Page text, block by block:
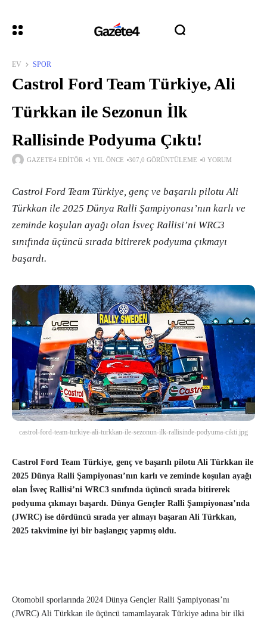
EV SPOR
Castrol Ford Team Türkiye, Ali
Türkkan ile Sezonun İlk
Rallisinde Podyuma Çıktı!
GAZETE4 EDITÖR 1 YIL ÖNCE 307,0 GÖRÜNTÜLEME 0 YORUM
Castrol Ford Team Türkiye, genç ve başarılı pilotu Ali
Türkkan ile 2025 Dünya Ralli Şampiyonası’nın karlı ve
zeminde koşulan ayağı olan İsveç Rallisi’ni WRC3
sınıfında üçüncü sırada bitirerek podyuma çıkmayı
başardı.
castrol-ford-team-turkiye-ali-turkkan-ile-sezonun-ilk-rallisinde-podyuma-cikti.jpg
Castrol Ford Team Türkiye, genç ve başarılı pilotu Ali Türkkan ile
2025 Dünya Ralli Şampiyonası’nın karlı ve zeminde koşulan ayağı
olan İsveç Rallisi’ni WRC3 sınıfında üçüncü sırada bitirerek
podyuma çıkmayı başardı. Dünya Gençler Ralli Şampiyonası’nda
(JWRC) ise dördüncü sırada yer almayı başaran Ali Türkkan,
2025 takvimine iyi bir başlangıç yapmış oldu.
Otomobil sporlarında 2024 Dünya Gençler Ralli Şampiyonası’nı
(JWRC) Ali Türkkan ile üçüncü tamamlayarak Türkiye adına bir ilki